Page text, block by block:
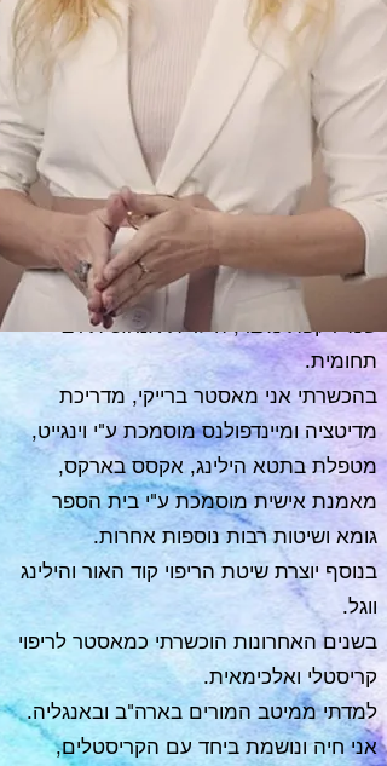
נעים מאוד,
שמי רקפת מיבר, הילרית אנרגטית רב
תחומית.
בהכשרתי אני מאסטר ברייקי, מדריכת
מדיטציה ומיינדפולנס מוסמכת ע"י וינגייט,
מטפלת בתטא הילינג, אקסס בארקס,
מאמנת אישית מוסמכת ע"י בית הספר
גומא ושיטות רבות נוספות אחרות.
בנוסף יוצרת שיטת הריפוי קוד האור והילינג
ווגל.
בשנים האחרונות הוכשרתי כמאסטר לריפוי
קריסטלי ואלכימאית.
למדתי ממיטב המורים בארה"ב ובאנגליה.
אני חיה ונושמת ביחד עם הקריסטלים,